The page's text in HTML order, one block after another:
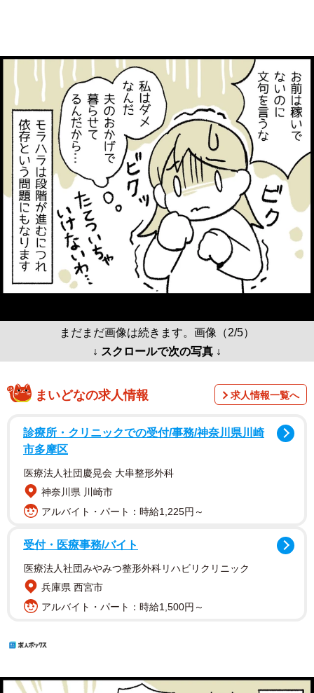
まだまだ画像は続きます。画像（2/5）
↓ スクロールで次の写真 ↓
まいどなの求人情報 求人情報一覧へ
診療所・クリニックでの受付/事務/神奈川県川崎
市多摩区
医療法人社団慶晃会 大串整形外科
神奈川県 川崎市
アルバイト・パート：時給1,225円～
受付・医療事務/バイト
医療法人社団みやみつ整形外科リハビリクリニック
兵庫県 西宮市
アルバイト・パート：時給1,500円～